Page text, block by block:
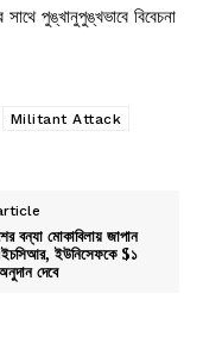
পুঙ্খানুপুঙ্খভাবে বিবেচনা
Militant Attack
বন্যা মোকাবিলায় জাপান
ইউনিসেফকে $১
দেবে